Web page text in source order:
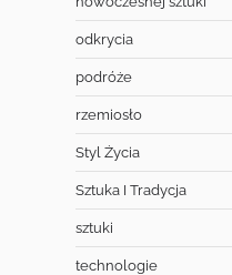
odkrycia
podróże
rzemiosło
Styl Życia
Sztuka I Tradycja
sztuki
technologie